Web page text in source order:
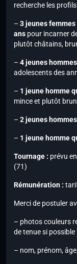
recherche les
– 3 jeunes femmes
ans pour incarner
plutôt châtains,
– 4 jeunes
adolescents des
– 1 jeune homme
mince et plutôt brun
– 2 jeunes
– 1 jeune homme
Tournage : prévu
(71)
Rémunération :
Merci de postuler
– photos couleurs
de tenue si possible
– nom, prénom,